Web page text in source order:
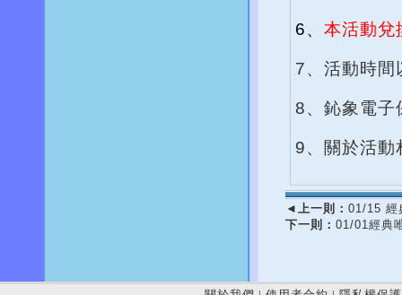
6、 本活動兌
7、活動時間
8、鈊象電子
9、關於活動
◄ 上一則： 01/15 經
下一則： 01/01經典